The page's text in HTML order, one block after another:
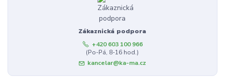
Zákaznická podpora
+420 603 100 966
(Po-Pá, 8-16 hod.)
kancelar@ka-ma.cz